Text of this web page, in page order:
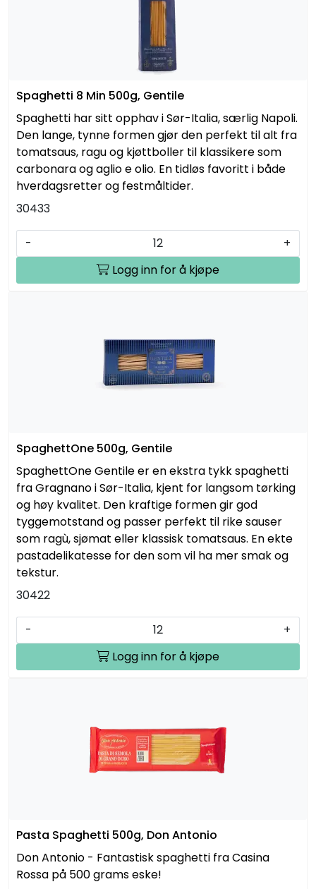
Spaghetti 8 Min 500g, Gentile
Spaghetti har sitt opphav i Sør-Italia, særlig Napoli.
Den lange, tynne formen gjør den perfekt til alt fra
tomatsaus, ragu og kjøttboller til klassikere som
carbonara og aglio e olio. En tidløs favoritt i både
hverdagsretter og festmåltider.
30433
-
+
Logg inn for å kjøpe
SpaghettOne 500g, Gentile
SpaghettOne Gentile er en ekstra tykk spaghetti
fra Gragnano i Sør-Italia, kjent for langsom tørking
og høy kvalitet. Den kraftige formen gir god
tyggemotstand og passer perfekt til rike sauser
som ragù, sjømat eller klassisk tomatsaus. En ekte
pastadelikatesse for den som vil ha mer smak og
tekstur.
30422
-
+
Logg inn for å kjøpe
Pasta Spaghetti 500g, Don Antonio
Don Antonio - Fantastisk spaghetti fra Casina
Rossa på 500 grams eske!